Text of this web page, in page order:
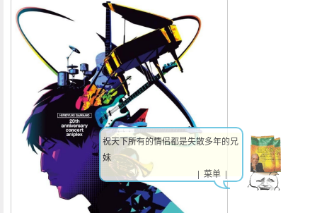
祝天下所有的情侣都是失散多年的兄
妹
| 菜单 |